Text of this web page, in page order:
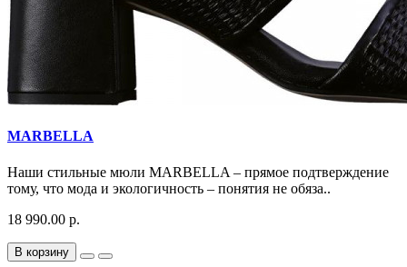
MARBELLA
Наши стильные мюли MARBELLA – прямое подтверждение
тому, что мода и экологичность – понятия не обяза..
18 990.00 р.
В корзину